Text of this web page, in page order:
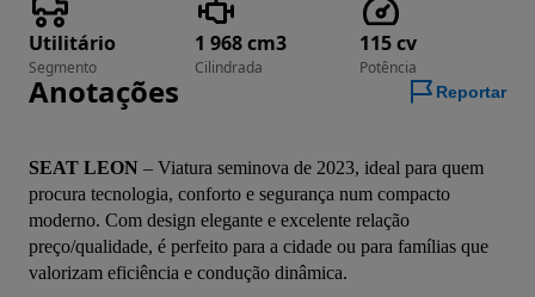
Utilitário
Segmento
1 968 cm3
Cilindrada
115 cv
Potência
Anotações Reportar
SEAT LEON – Viatura seminova de 2023, ideal para quem
procura tecnologia, conforto e segurança num compacto
moderno. Com design elegante e excelente relação
preço/qualidade, é perfeito para a cidade ou para famílias que
valorizam eficiência e condução dinâmica.